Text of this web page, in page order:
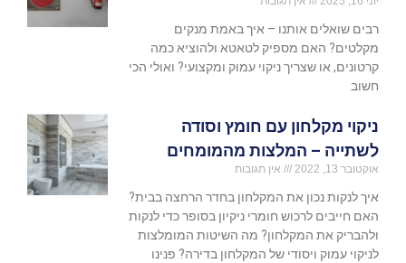
רבים שואלים אותנו – איך באמת מנקים
מקלטים? האם מספיק לטאטא ולהוציא כמה
קרטונים, או שצריך ניקוי עמוק ומקצועי? ואולי הכי
חשוב
ניקוי מקלחון עם חומץ וסודה
לשתייה – המלצות מהמומחים
אוקטובר 13, 2022 אין תגובות
איך לנקות נכון את המקלחון בחדר הרחצה בבית?
האם חייבים לרכוש חומרי ניקיון בסופר כדי לנקות
ולהבריק את המקלחון? מה השיטות המומלצות
לניקוי עמוק ויסודי של המקלחון בדירה? פנינו